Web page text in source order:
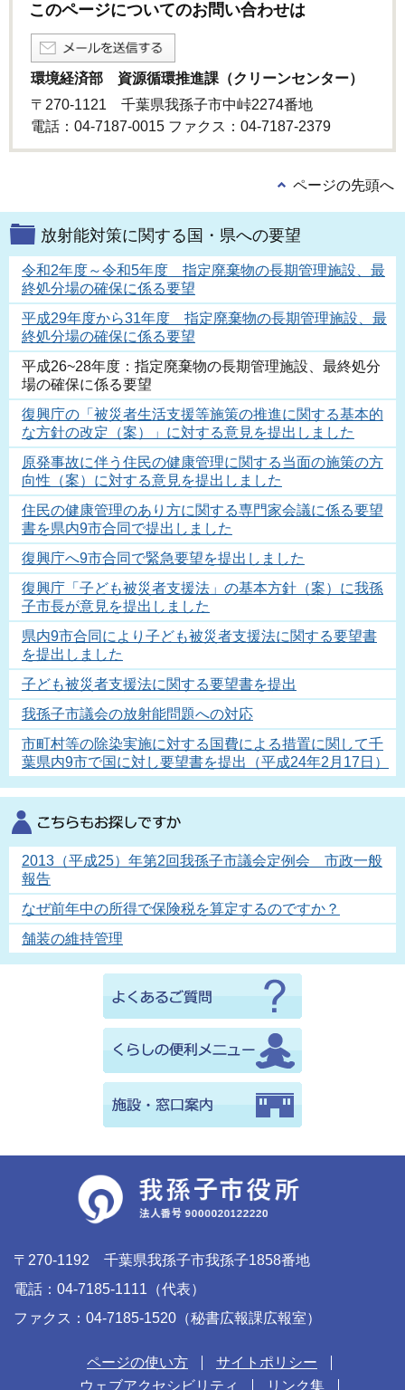
このページについてのお問い合わせは
環境経済部 資源循環推進課（クリーンセンター）
〒270-1121 千葉県我孫子市中峠2274番地
電話：04-7187-0015 ファクス：04-7187-2379
ページの先頭へ
放射能対策に関する国・県への要望
令和2年度～令和5年度 指定廃棄物の長期管理施設、最
終処分場の確保に係る要望
平成29年度から31年度 指定廃棄物の長期管理施設、最
終処分場の確保に係る要望
平成26~28年度：指定廃棄物の長期管理施設、最終処分
場の確保に係る要望
復興庁の「被災者生活支援等施策の推進に関する基本的
な方針の改定（案）」に対する意見を提出しました
原発事故に伴う住民の健康管理に関する当面の施策の方
向性（案）に対する意見を提出しました
住民の健康管理のあり方に関する専門家会議に係る要望
書を県内9市合同で提出しました
復興庁へ9市合同で緊急要望を提出しました
復興庁「子ども被災者支援法」の基本方針（案）に我孫
子市長が意見を提出しました
県内9市合同により子ども被災者支援法に関する要望書
を提出しました
子ども被災者支援法に関する要望書を提出
我孫子市議会の放射能問題への対応
市町村等の除染実施に対する国費による措置に関して千
葉県内9市で国に対し要望書を提出（平成24年2月17日）
2013（平成25）年第2回我孫子市議会定例会 市政一般
報告
なぜ前年中の所得で保険税を算定するのですか？
舗装の維持管理
〒270-1192 千葉県我孫子市我孫子1858番地
電話：04-7185-1111（代表）
ファクス：04-7185-1520（秘書広報課広報室）
ページの使い方
サイトポリシー
ウェブアクセシビリティ
リンク集